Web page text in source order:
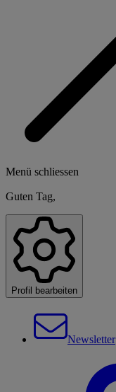
Menü schliessen
Guten Tag,
Profil bearbeiten
Newsletter